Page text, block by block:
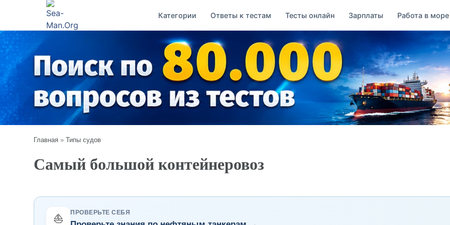
Категории Ответы к тестам Тесты онлайн Зарплаты Работа в море
Главная »Типы судов
Самый большой контейнеровоз
⛵ ПРОВЕРЬТЕ СЕБЯ